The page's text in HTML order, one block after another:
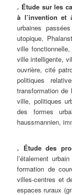
. Étude sur les
à l’invention
urbaines
utopique,
ville
ville intelligente,
ouvrière, cité
politiques
transformation de
ville, politiques
des formes
haussmannien,
. Étude des
l’étalement
formation de
villes-centres et
espaces ruraux